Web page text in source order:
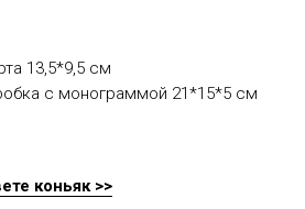
13,5*9,5 см
с монограммой 21*15*5 см
коньяк >>